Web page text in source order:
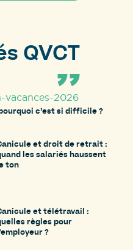
QVCT
c’est si difficile ?
et droit de retrait :
les salariés haussent
ton
et télétravail :
règles pour
?